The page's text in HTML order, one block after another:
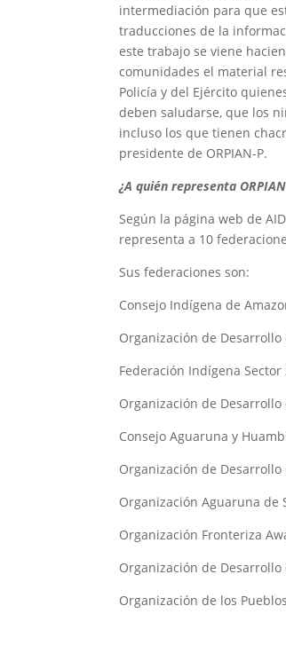
intermediación para que
traducciones de la
este trabajo se viene
comunidades el material
Policía y del Ejército
deben saludarse, que los
incluso los que tienen
presidente de ORPIAN-P.
¿A quién representa
Según la página web de
representa a 10
Sus federaciones son:
Consejo Indígena de
Organización de Desarrollo
Federación Indígena Sector
Organización de Desarrollo
Consejo Aguaruna y
Organización de Desarrollo
Organización Aguaruna de
Organización Fronteriza
Organización de Desarrollo
Organización de los